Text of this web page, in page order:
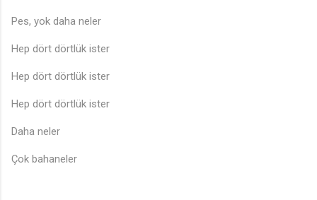
Pes, yok daha neler
Hep dört dörtlük ister
Hep dört dörtlük ister
Hep dört dörtlük ister
Daha neler
Çok bahaneler